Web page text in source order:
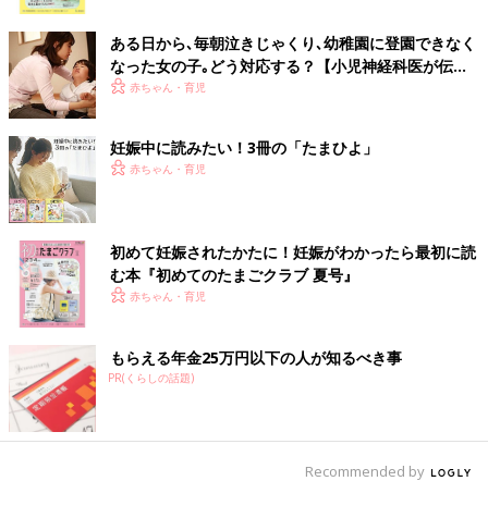
ある日から､毎朝泣きじゃくり､幼稚園に登園できなく
なった女の子｡どう対応する？【小児神経科医が伝え
る〜親子のゆくり〜】
赤ちゃん・育児
妊娠中に読みたい！3冊の「たまひよ」
赤ちゃん・育児
初めて妊娠されたかたに！妊娠がわかったら最初に読
む本『初めてのたまごクラブ 夏号』
赤ちゃん・育児
もらえる年金25万円以下の人が知るべき事
PR(くらしの話題)
Recommended by